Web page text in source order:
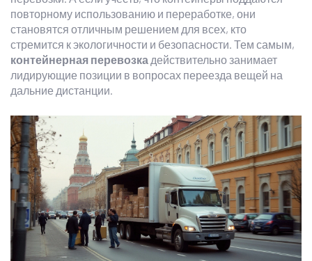
повторному использованию и переработке, они
становятся отличным решением для всех, кто
стремится к экологичности и безопасности. Тем самым,
контейнерная перевозка действительно занимает
лидирующие позиции в вопросах переезда вещей на
дальние дистанции.